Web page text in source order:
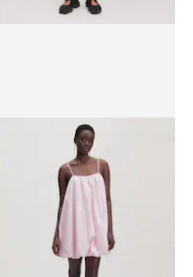
Pantalon 'Sanja'
64.90 CHF 54.90 CHF